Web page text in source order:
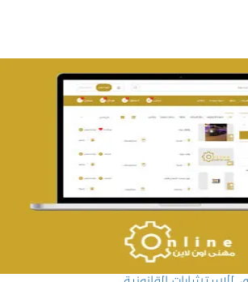
تصميم حراج مهنى
التفاصيل